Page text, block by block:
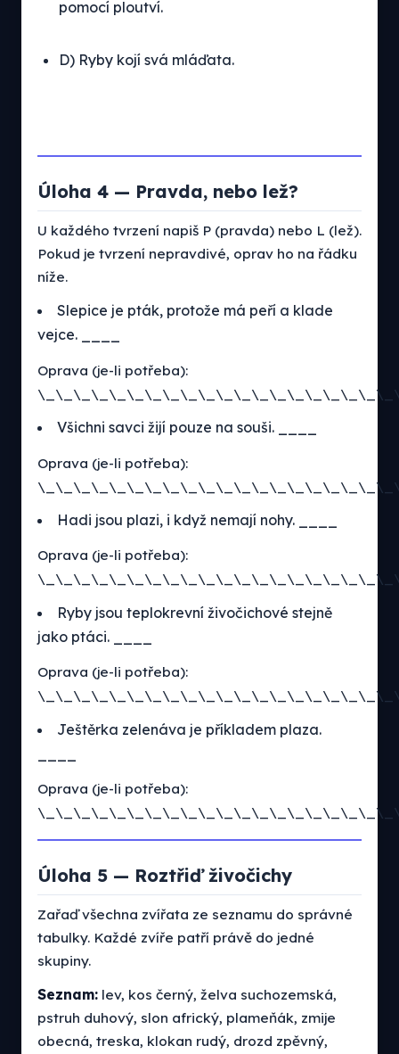
pomocí ploutví.
D) Ryby kojí svá mláďata.
Úloha 4 — Pravda, nebo lež?
U každého tvrzení napiš P (pravda) nebo L (lež).
Pokud je tvrzení nepravdivé, oprav ho na řádku
níže.
Slepice je pták, protože má peří a klade
vejce. ____
Oprava (je-li potřeba):
Všichni savci žijí pouze na souši. ____
Oprava (je-li potřeba):
Hadi jsou plazi, i když nemají nohy. ____
Oprava (je-li potřeba):
Ryby jsou teplokrevní živočichové stejně
jako ptáci. ____
Oprava (je-li potřeba):
Ještěrka zelenáva je příkladem plaza.
Oprava (je-li potřeba):
Úloha 5 — Roztřiď živočichy
Zařaď všechna zvířata ze seznamu do správné
tabulky. Každé zvíře patří právě do jedné
skupiny.
Seznam: lev, kos černý, želva suchozemská,
pstruh duhový, slon africký, plameňák, zmije
obecná, treska, klokan rudý, drozd zpěvný,